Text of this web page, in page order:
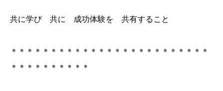
共に学び 共に 成功体験を 共有すること
＊＊＊＊＊＊＊＊＊＊＊＊＊＊＊＊＊＊＊＊＊＊＊＊＊
＊＊＊＊＊＊＊＊＊＊